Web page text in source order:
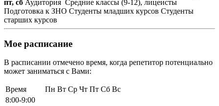
пт, сб Аудитория Средние классы (9-12), лицеисты
Подготовка к ЗНО Студенты младших курсов Студенты
старших курсов
Мое расписание
В расписании отмечено время, когда репетитор потенциально
может заниматься с Вами:
Время Пн Вт Ср Чт Пт Сб Вс
8:00-9:00